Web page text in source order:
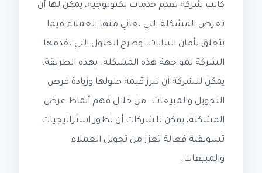
كانت شركة تقدم خدمات تكنولوجية، يمكن لها أن
تعرض المشكلة التي يعاني منها العملاء فيما
يتعلق بأمان البيانات، وطرح الحلول التي تقدمها
الشركة لمواجهة هذه المشكلة. بهذه الطريقة،
يمكن للشركة أن تبرز قيمة حلولها وزيادة فرص
التحويل والمبيعات. من خلال فهم أنماط عرض
المشكلة، يمكن للشركات أن تطور استراتيجيات
تسويقية فعالة تعزز من تحويل العملاء
والمبيعات.